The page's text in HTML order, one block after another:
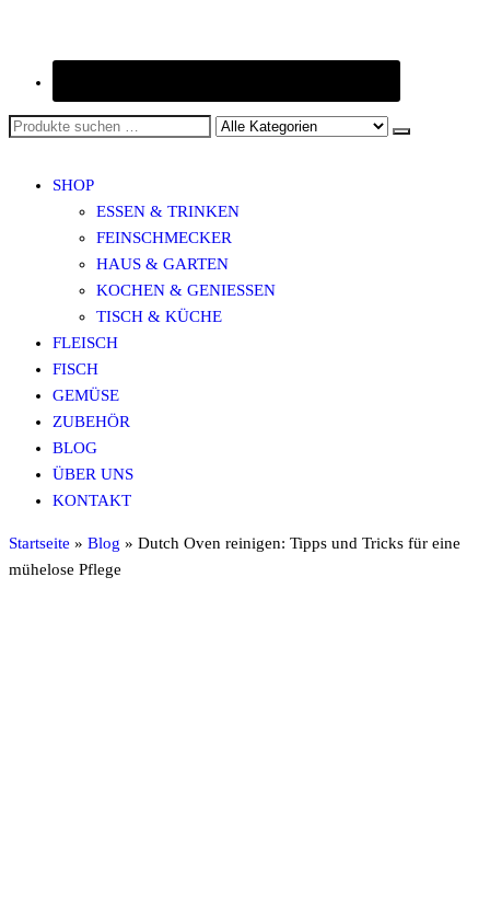
SHOP
ESSEN & TRINKEN
FEINSCHMECKER
HAUS & GARTEN
KOCHEN & GENIESSEN
TISCH & KÜCHE
FLEISCH
FISCH
GEMÜSE
ZUBEHÖR
BLOG
ÜBER UNS
KONTAKT
Startseite » Blog » Dutch Oven reinigen: Tipps und Tricks für eine
mühelose Pflege